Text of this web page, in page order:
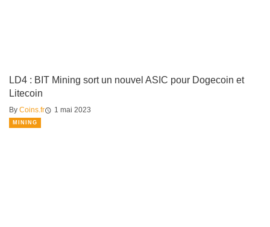
LD4 : BIT Mining sort un nouvel ASIC pour Dogecoin et
Litecoin
By Coins.fr 1 mai 2023
MINING